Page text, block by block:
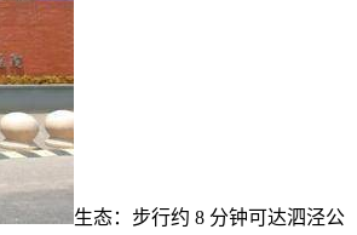
生态：步行约 8 分钟可达泗泾公